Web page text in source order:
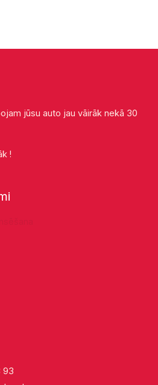
jūsu auto jau vāirāk nekā 30
!
93